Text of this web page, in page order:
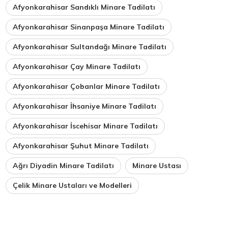
Afyonkarahisar Sandıklı Minare Tadilatı
Afyonkarahisar Sinanpaşa Minare Tadilatı
Afyonkarahisar Sultandağı Minare Tadilatı
Afyonkarahisar Çay Minare Tadilatı
Afyonkarahisar Çobanlar Minare Tadilatı
Afyonkarahisar İhsaniye Minare Tadilatı
Afyonkarahisar İscehisar Minare Tadilatı
Afyonkarahisar Şuhut Minare Tadilatı
Ağrı Diyadin Minare Tadilatı Minare Ustası
Çelik Minare Ustaları ve Modelleri